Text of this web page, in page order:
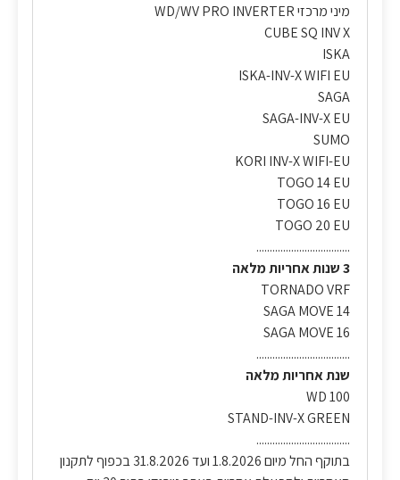
מיני מרכזי WD/WV PRO INVERTER
CUBE SQ INV X
ISKA
ISKA-INV-X WIFI EU
SAGA
SAGA-INV-X EU
SUMO
KORI INV-X WIFI-EU
TOGO 14 EU
TOGO 16 EU
TOGO 20 EU
...................................
3 שנות אחריות מלאה
TORNADO VRF
SAGA MOVE 14
SAGA MOVE 16
...................................
שנת אחריות מלאה
WD 100
STAND-INV-X GREEN
...................................
בתוקף החל מיום 1.8.2026 ועד 31.8.2026 בכפוף לתקנון